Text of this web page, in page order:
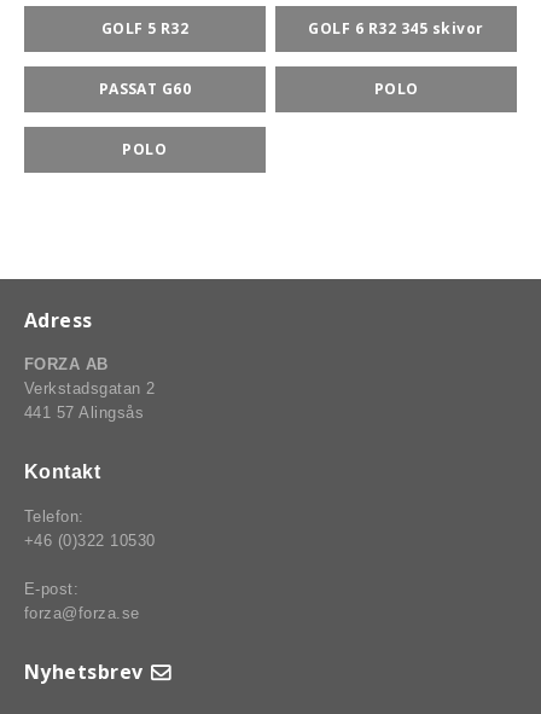
GOLF 5 R32 GOLF 6 R32 345 skivor
PASSAT G60 POLO
POLO
Adress
FORZA AB
Verkstadsgatan 2
441 57 Alingsås
Kontakt
Telefon:
+46 (0)322 10530
E-post:
forza@forza.se
Nyhetsbrev